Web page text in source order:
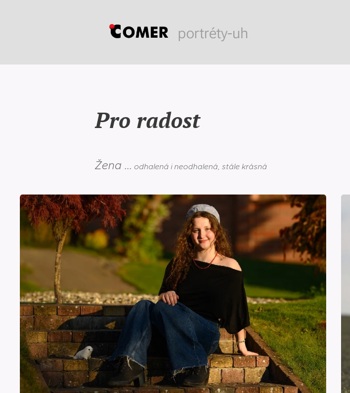
portréty-uh
Pro radost
Žena ... odhalená i neodhalená, stále krásná